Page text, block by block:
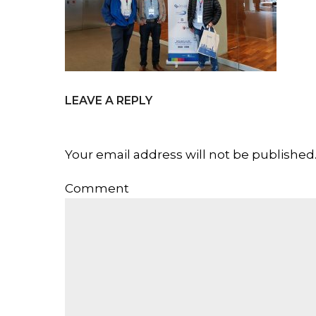
LEAVE A REPLY
Your email address will not be published.
Comment